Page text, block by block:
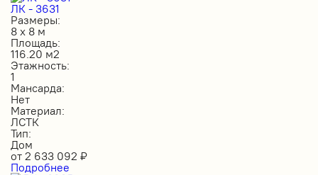
ЛК - 3631
Размеры:
8 х 8 м
Площадь:
116.20 м2
Этажность:
1
Мансарда:
Нет
Материал:
ЛСТК
Тип:
Дом
от 2 633 092 ₽
Подробнее